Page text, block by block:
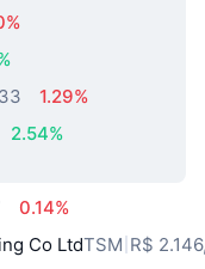
1.29%
2.54%
0.14%
Co LtdTSM R$